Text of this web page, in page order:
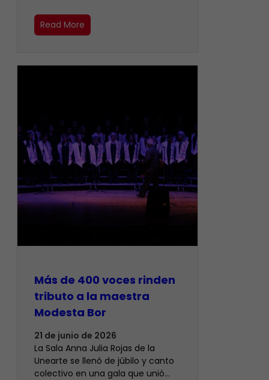
Read More
Más de 400 voces rinden
tributo a la maestra
Modesta Bor
21 de junio de 2026
​La Sala Anna Julia Rojas de la
Unearte se llenó de júbilo y canto
colectivo en una gala que unió…